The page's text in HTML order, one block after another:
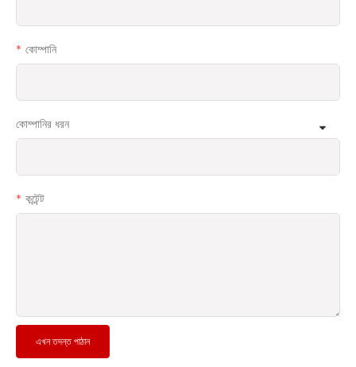
কোম্পানি
কোম্পানির ধরন
কন্টেন্ট
এখন তদন্ত পাঠান